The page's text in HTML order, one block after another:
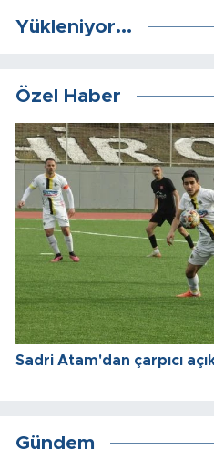
Yükleniyor...
Özel Haber
Sadri Atam'dan çarpıcı
Gündem